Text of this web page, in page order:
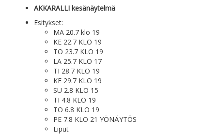
AKKARALLI kesänäytelmä
Esitykset:
MA 20.7 klo 19
KE 22.7 KLO 19
TO 23.7 KLO 19
LA 25.7 KLO 17
TI 28.7 KLO 19
KE 29.7 KLO 19
SU 2.8 KLO 15
TI 4.8 KLO 19
TO 6.8 KLO 19
PE 7.8 KLO 21 YÖNÄYTÖS
Liput